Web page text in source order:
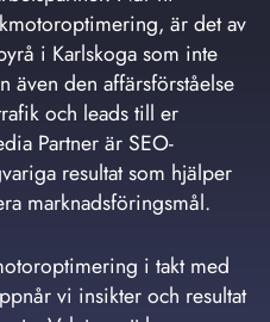
är det av
i Karlskoga som inte
även den affärsförståelse
och leads till er
Partner är SEO-
resultat som hjälper
marknadsföringsmål.
i takt med
vi insikter och resultat